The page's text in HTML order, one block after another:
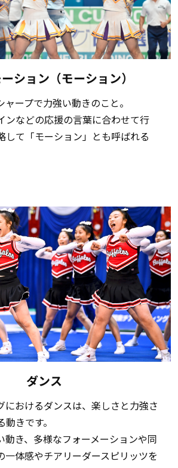
ション（モーション）
ープで力強い動きのこと。
ンなどの応援の言葉に合わせて行
して「モーション」とも呼ばれる
ダンス
におけるダンスは、楽しさと力強さ
きです。
動き、多様なフォーメーションや同
一体感やチアリーダースピリッツを